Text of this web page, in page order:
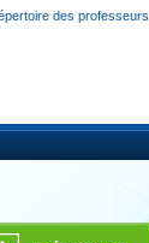
des professeurs